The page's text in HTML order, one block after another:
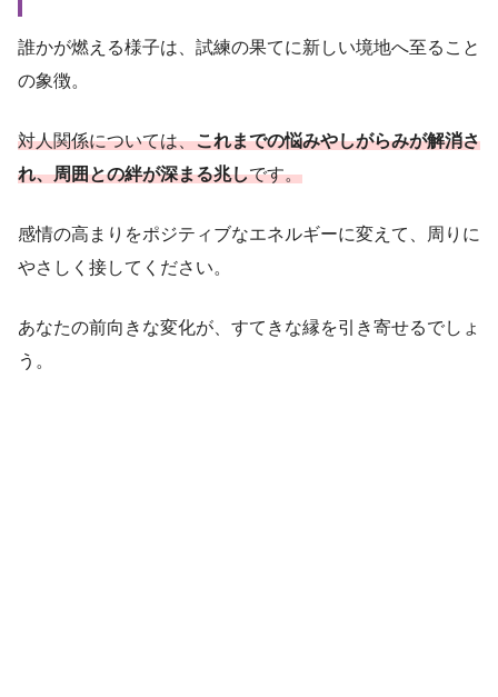
誰かが燃える様子は、試練の果てに新しい境地へ至ること
の象徴。
対人関係については、これまでの悩みやしがらみが解消さ
れ、周囲との絆が深まる兆しです。
感情の高まりをポジティブなエネルギーに変えて、周りに
やさしく接してください。
あなたの前向きな変化が、すてきな縁を引き寄せるでしょ
う。